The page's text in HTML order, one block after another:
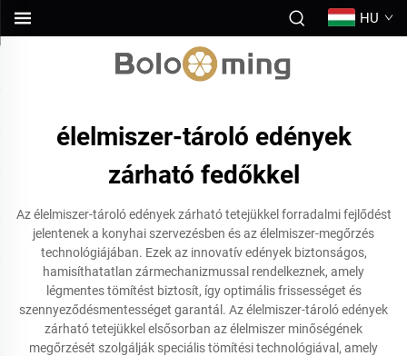
HU
élelmiszer-tároló edények
zárható fedőkkel
Az élelmiszer-tároló edények zárható tetejükkel forradalmi fejlődést
jelentenek a konyhai szervezésben és az élelmiszer-megőrzés
technológiájában. Ezek az innovatív edények biztonságos,
hamisíthatatlan zármechanizmussal rendelkeznek, amely
légmentes tömítést biztosít, így optimális frissességet és
szennyeződésmentességet garantál. Az élelmiszer-tároló edények
zárható tetejükkel elsősorban az élelmiszer minőségének
megőrzését szolgálják speciális tömítési technológiával, amely